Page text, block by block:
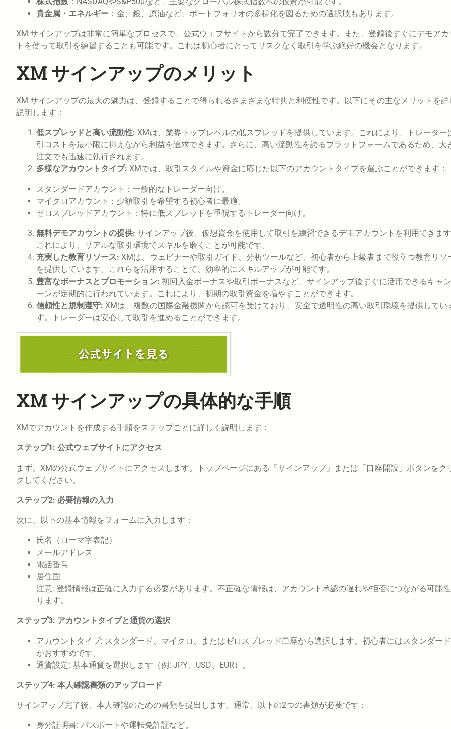
貴金属・エネルギー ：金、銀、原油など、ポートフォリオの多様化を図るための選択肢もあります。
XM サインアップは非常に簡単なプロセスで、公式ウェブサイトから数分で完了できます。また、登録後すぐにデモアカ
トを使って取引を練習することも可能です。これは初心者にとってリスクなく取引を学ぶ絶好の機会となります。
XM サインアップのメリット
XM サインアップの最大の魅力は、登録することで得られるさまざまな特典と利便性です。以下にその主なメリットを詳
説明します：
低スプレッドと高い流動性: XMは、業界トップレベルの低スプレッドを提供しています。これにより、トレーダー
引コストを最小限に抑えながら利益を追求できます。さらに、高い流動性を誇るプラットフォームであるため、大
注文でも迅速に執行されます。
多様なアカウントタイプ: XMでは、取引スタイルや資金に応じた以下のアカウントタイプを選ぶことができます：
スタンダードアカウント：一般的なトレーダー向け。
マイクロアカウント：少額取引を希望する初心者に最適。
ゼロスプレッドアカウント：特に低スプレッドを重視するトレーダー向け。
無料デモアカウントの提供: サインアップ後、仮想資金を使用して取引を練習できるデモアカウントを利用できます
これにより、リアルな取引環境でスキルを磨くことが可能です。
充実した教育リソース: XMは、ウェビナーや取引ガイド、分析ツールなど、初心者から上級者まで役立つ教育リソ
を提供しています。これらを活用することで、効率的にスキルアップが可能です。
豊富なボーナスとプロモーション: 初回入金ボーナスや取引ボーナスなど、サインアップ後すぐに活用できるキャ
ーンが定期的に行われています。これにより、初期の取引資金を増やすことができます。
信頼性と規制遵守: XMは、複数の国際金融機関から認可を受けており、安全で透明性の高い取引環境を提供してい
す。トレーダーは安心して取引を進めることができます。
XM サインアップの具体的な手順
XMでアカウントを作成する手順をステップごとに詳しく説明します：
ステップ1: 公式ウェブサイトにアクセス
まず、XMの公式ウェブサイトにアクセスします。トップページにある「サインアップ」または「口座開設」ボタンをク
クしてください。
ステップ2: 必要情報の入力
次に、以下の基本情報をフォームに入力します：
氏名（ローマ字表記）
メールアドレス
電話番号
居住国
注意: 登録情報は正確に入力する必要があります。不正確な情報は、アカウント承認の遅れや拒否につながる可能
ります。
ステップ3: アカウントタイプと通貨の選択
アカウントタイプ: スタンダード、マイクロ、またはゼロスプレッド口座から選択します。初心者にはスタンダー
がおすすめです。
通貨設定: 基本通貨を選択します（例: JPY、USD、EUR）。
ステップ4: 本人確認書類のアップロード
サインアップ完了後、本人確認のための書類を提出します。通常、以下の2つの書類が必要です：
身分証明書: パスポートや運転免許証など。